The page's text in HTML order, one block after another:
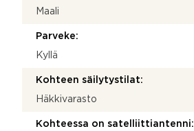
Maali
Parveke:
Kyllä
Kohteen säilytystilat:
Häkkivarasto
Kohteessa on satelliittiantenni: